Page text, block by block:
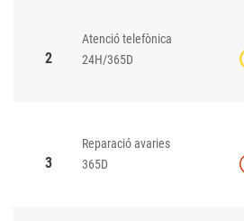
2
Atenció telefònica
24H/365D
3
Reparació avaries
365D